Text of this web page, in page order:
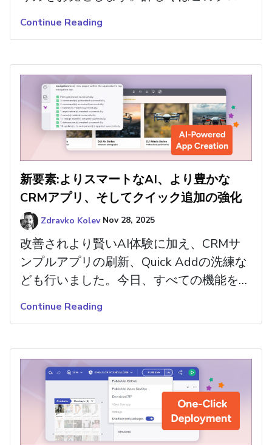
Continue Reading
新要素:よりスマートなAI、より豊かな
CRMアプリ、そしてクイック追加の強化
Zdravko Kolev Nov 28, 2025
改善されより賢いAI体験に加え、CRMサ
ンプルアプリの刷新、Quick Addの洗練な
ども行いました。今日、すべての機能を探
検してみてください。
Continue Reading